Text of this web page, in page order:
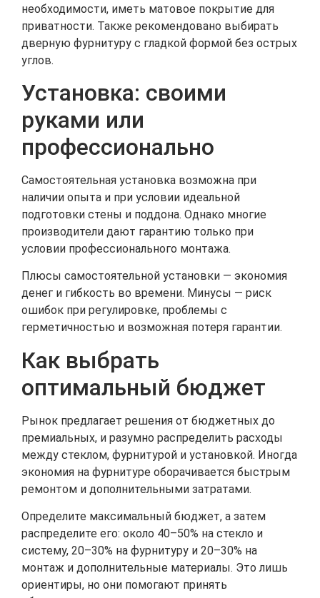
необходимости, иметь матовое покрытие для
приватности. Также рекомендовано выбирать
дверную фурнитуру с гладкой формой без острых
углов.
Установка: своими
руками или
профессионально
Самостоятельная установка возможна при
наличии опыта и при условии идеальной
подготовки стены и поддона. Однако многие
производители дают гарантию только при
условии профессионального монтажа.
Плюсы самостоятельной установки — экономия
денег и гибкость во времени. Минусы — риск
ошибок при регулировке, проблемы с
герметичностью и возможная потеря гарантии.
Как выбрать
оптимальный бюджет
Рынок предлагает решения от бюджетных до
премиальных, и разумно распределить расходы
между стеклом, фурнитурой и установкой. Иногда
экономия на фурнитуре оборачивается быстрым
ремонтом и дополнительными затратами.
Определите максимальный бюджет, а затем
распределите его: около 40–50% на стекло и
систему, 20–30% на фурнитуру и 20–30% на
монтаж и дополнительные материалы. Это лишь
ориентиры, но они помогают принять